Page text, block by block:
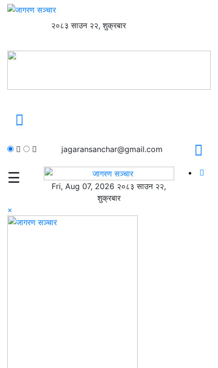
२०८३ साउन २२, शुक्रबार
jagaransanchar@gmail.com
☰
Fri, Aug 07, 2026 २०८३ साउन २२,
शुक्रबार
×